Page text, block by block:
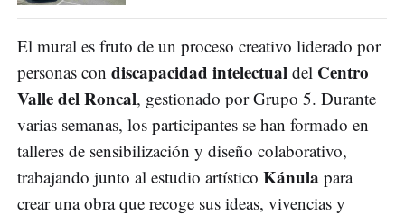
El mural es fruto de un proceso creativo liderado por
personas con discapacidad intelectual del Centro
Valle del Roncal, gestionado por Grupo 5. Durante
varias semanas, los participantes se han formado en
talleres de sensibilización y diseño colaborativo,
trabajando junto al estudio artístico Kánula para
crear una obra que recoge sus ideas, vivencias y